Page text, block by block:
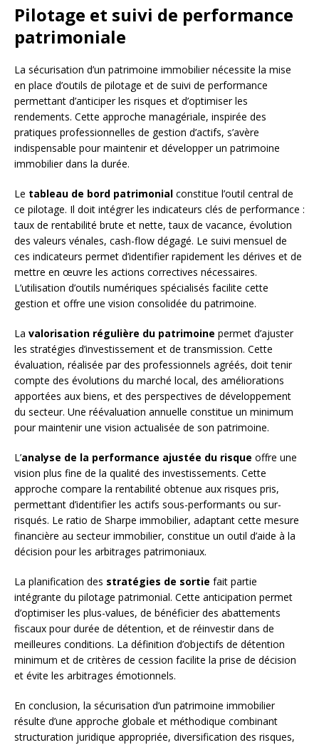
Pilotage et suivi de performance
patrimoniale
La sécurisation d’un patrimoine immobilier nécessite la mise
en place d’outils de pilotage et de suivi de performance
permettant d’anticiper les risques et d’optimiser les
rendements. Cette approche managériale, inspirée des
pratiques professionnelles de gestion d’actifs, s’avère
indispensable pour maintenir et développer un patrimoine
immobilier dans la durée.
Le tableau de bord patrimonial constitue l’outil central de
ce pilotage. Il doit intégrer les indicateurs clés de performance :
taux de rentabilité brute et nette, taux de vacance, évolution
des valeurs vénales, cash-flow dégagé. Le suivi mensuel de
ces indicateurs permet d’identifier rapidement les dérives et de
mettre en œuvre les actions correctives nécessaires.
L’utilisation d’outils numériques spécialisés facilite cette
gestion et offre une vision consolidée du patrimoine.
La valorisation régulière du patrimoine permet d’ajuster
les stratégies d’investissement et de transmission. Cette
évaluation, réalisée par des professionnels agréés, doit tenir
compte des évolutions du marché local, des améliorations
apportées aux biens, et des perspectives de développement
du secteur. Une réévaluation annuelle constitue un minimum
pour maintenir une vision actualisée de son patrimoine.
L’analyse de la performance ajustée du risque offre une
vision plus fine de la qualité des investissements. Cette
approche compare la rentabilité obtenue aux risques pris,
permettant d’identifier les actifs sous-performants ou sur-
risqués. Le ratio de Sharpe immobilier, adaptant cette mesure
financière au secteur immobilier, constitue un outil d’aide à la
décision pour les arbitrages patrimoniaux.
La planification des stratégies de sortie fait partie
intégrante du pilotage patrimonial. Cette anticipation permet
d’optimiser les plus-values, de bénéficier des abattements
fiscaux pour durée de détention, et de réinvestir dans de
meilleures conditions. La définition d’objectifs de détention
minimum et de critères de cession facilite la prise de décision
et évite les arbitrages émotionnels.
En conclusion, la sécurisation d’un patrimoine immobilier
résulte d’une approche globale et méthodique combinant
structuration juridique appropriée, diversification des risques,